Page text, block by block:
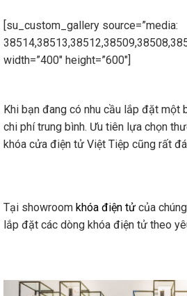
[su_custom_gallery source=”media:
width=”400″ height=”600″]
Khi bạn đang có nhu cầu lắp đặt một
chi phí trung bình. Ưu tiên lựa chọn
khóa cửa điện tử Việt Tiệp cũng rất
Tại showroom khóa điện tử của
lắp đặt các dòng khóa điện tử theo